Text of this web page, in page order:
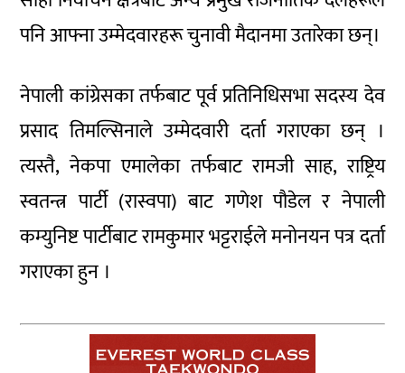
पनि आफ्ना उम्मेदवारहरू चुनावी मैदानमा उतारेका छन्।
नेपाली कांग्रेसका तर्फबाट पूर्व प्रतिनिधिसभा सदस्य देव
प्रसाद तिमल्सिनाले उम्मेदवारी दर्ता गराएका छन् ।
त्यस्तै, नेकपा एमालेका तर्फबाट रामजी साह, राष्ट्रिय
स्वतन्त्र पार्टी (रास्वपा) बाट गणेश पौडेल र नेपाली
कम्युनिष्ट पार्टीबाट रामकुमार भट्टराईले मनोनयन पत्र दर्ता
गराएका हुन ।